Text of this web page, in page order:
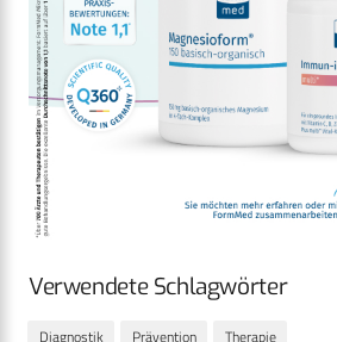
Verwendete Schlagwörter
Diagnostik Prävention Therapie